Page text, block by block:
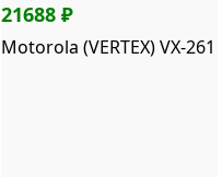
21688 ₽
Motorola (VERTEX) VX-261